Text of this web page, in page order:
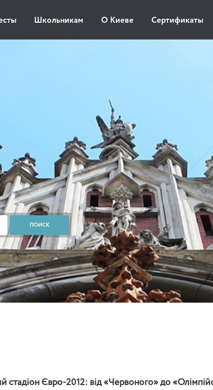
Школьникам О Киеве Сертификаты
стадіон Євро-2012: від «Червоного» до